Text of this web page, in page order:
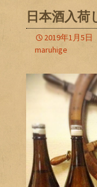
日本酒入荷
2019年1月5日
maruhige